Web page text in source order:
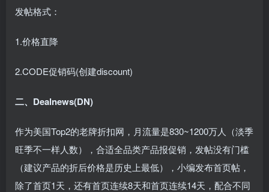
发帖格式：
1.价格直降
2.CODE促销码(创建discount)
二、Dealnews(DN)
作为美国Top2的老牌折扣网，月流量是830~1200万人（淡季
旺季不一样人数），合适全品类产品报促销，发帖没有门槛
（建议产品的折后价格是历史上最低），小编发布首页帖，
除了首页1天，还有首页连续8天和首页连续14天，配合不同